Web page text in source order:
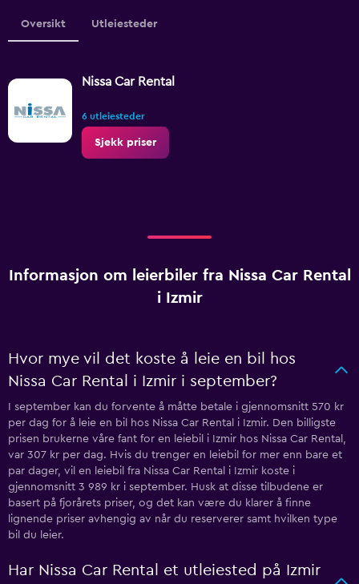
Oversikt Utleiesteder
Nissa Car Rental
6 utleiesteder
Sjekk priser
Informasjon om leierbiler fra Nissa Car Rental
i Izmir
Hvor mye vil det koste å leie en bil hos
Nissa Car Rental i Izmir i september?
I september kan du forvente å måtte betale i gjennomsnitt 570 kr
per dag for å leie en bil hos Nissa Car Rental i Izmir. Den billigste
prisen brukerne våre fant for en leiebil i Izmir hos Nissa Car Rental,
var 307 kr per dag. Hvis du trenger en leiebil for mer enn bare et
par dager, vil en leiebil fra Nissa Car Rental i Izmir koste i
gjennomsnitt 3 989 kr i september. Husk at disse tilbudene er
basert på fjorårets priser, og det kan være du klarer å finne
lignende priser avhengig av når du reserverer samt hvilken type
bil du leier.
Har Nissa Car Rental et utleiested på Izmir